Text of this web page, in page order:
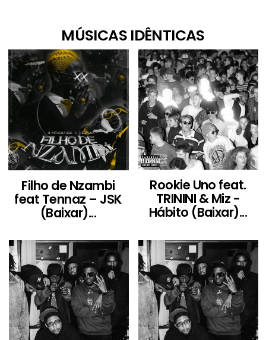
MÚSICAS IDÊNTICAS
Filho de Nzambi
feat Tennaz – JSK
(Baixar)...
Rookie Uno feat.
TRININI & Miz -
Hábito (Baixar)...